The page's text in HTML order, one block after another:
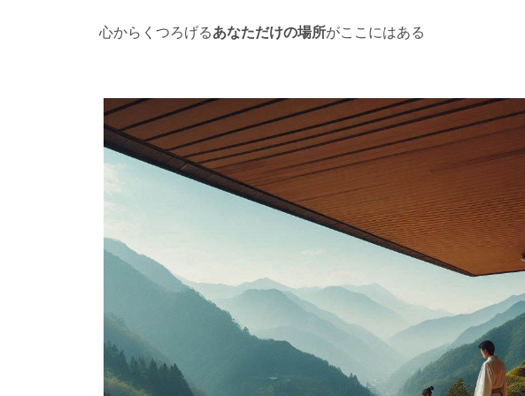
心からくつろげるあなただけの場所がここにはある